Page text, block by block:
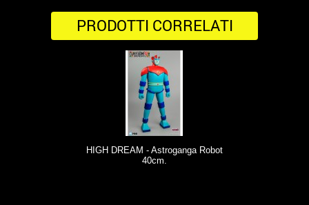
PRODOTTI CORRELATI
HIGH DREAM - Astroganga Robot
40cm.